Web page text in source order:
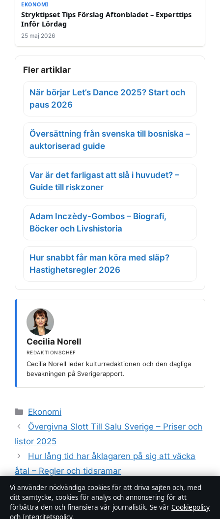
EKONOMI
Stryktipset Tips Förslag Aftonbladet – Experttips
Inför Lördag
25 maj 2026
Fler artiklar
När börjar Let’s Dance 2025? Start och
paus 2026
Översättning från svenska till bosniska –
auktoriserad guide
Var är det farligast att slå i huvudet? –
Guide till riskzoner
Adam Inczèdy-Gombos – Biografi,
Böcker och Livshistoria
Hur snabbt får man köra med släp?
Hastighetsregler 2026
Cecilia Norell
REDAKTIONSCHEF
Cecilia Norell leder kulturredaktionen och den dagliga
bevakningen på Sverigerapport.
Kategorier
Ekonomi
Övergivna Slott Till Salu Sverige – Priser och
listor 2025
Hur lång tid har åklagaren på sig att väcka
åtal – Regler och tidsramar
Vi använder nödvändiga cookies för att driva sajten och, med
ditt samtycke, cookies för analys och annonsering för att
förbättra den och finansiera vår journalistik. Se vår Cookiepolicy
och Integritetspolicy.